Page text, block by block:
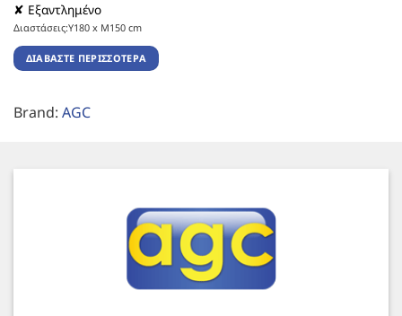
✘ Εξαντλημένο
Διαστάσεις:Υ180 x Μ150 cm
ΔΙΑΒΆΣΤΕ ΠΕΡΙΣΣΌΤΕΡΑ
Brand: AGC